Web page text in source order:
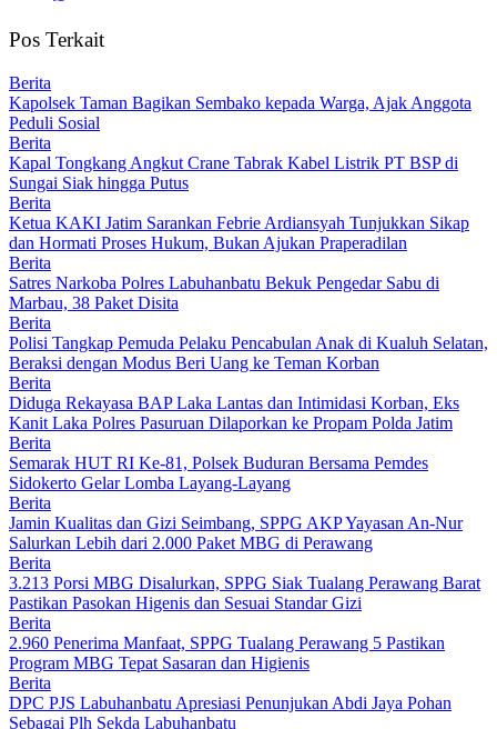
Pos Terkait
Berita
Kapolsek Taman Bagikan Sembako kepada Warga, Ajak Anggota
Peduli Sosial
Berita
Kapal Tongkang Angkut Crane Tabrak Kabel Listrik PT BSP di
Sungai Siak hingga Putus
Berita
Ketua KAKI Jatim Sarankan Febrie Ardiansyah Tunjukkan Sikap
dan Hormati Proses Hukum, Bukan Ajukan Praperadilan
Berita
Satres Narkoba Polres Labuhanbatu Bekuk Pengedar Sabu di
Marbau, 38 Paket Disita
Berita
Polisi Tangkap Pemuda Pelaku Pencabulan Anak di Kualuh Selatan,
Beraksi dengan Modus Beri Uang ke Teman Korban
Berita
Diduga Rekayasa BAP Laka Lantas dan Intimidasi Korban, Eks
Kanit Laka Polres Pasuruan Dilaporkan ke Propam Polda Jatim
Berita
Semarak HUT RI Ke-81, Polsek Buduran Bersama Pemdes
Sidokerto Gelar Lomba Layang-Layang
Berita
Jamin Kualitas dan Gizi Seimbang, SPPG AKP Yayasan An-Nur
Salurkan Lebih dari 2.000 Paket MBG di Perawang
Berita
3.213 Porsi MBG Disalurkan, SPPG Siak Tualang Perawang Barat
Pastikan Pasokan Higenis dan Sesuai Standar Gizi
Berita
2.960 Penerima Manfaat, SPPG Tualang Perawang 5 Pastikan
Program MBG Tepat Sasaran dan Higienis
Berita
DPC PJS Labuhanbatu Apresiasi Penunjukan Abdi Jaya Pohan
Sebagai Plh Sekda Labuhanbatu